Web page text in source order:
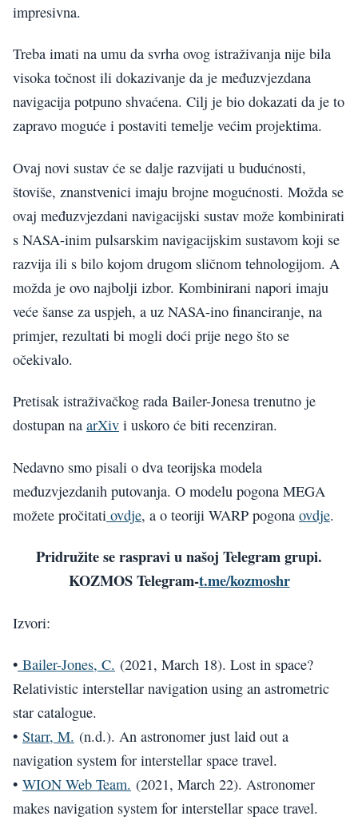
impresivna.
Treba imati na umu da svrha ovog istraživanja nije bila
visoka točnost ili dokazivanje da je međuzvjezdana
navigacija potpuno shvaćena. Cilj je bio dokazati da je to
zapravo moguće i postaviti temelje većim projektima.
Ovaj novi sustav će se dalje razvijati u budućnosti,
štoviše, znanstvenici imaju brojne mogućnosti. Možda se
ovaj međuzvjezdani navigacijski sustav može kombinirati
s NASA-inim pulsarskim navigacijskim sustavom koji se
razvija ili s bilo kojom drugom sličnom tehnologijom. A
možda je ovo najbolji izbor. Kombinirani napori imaju
veće šanse za uspjeh, a uz NASA-ino financiranje, na
primjer, rezultati bi mogli doći prije nego što se
očekivalo.
Pretisak istraživačkog rada Bailer-Jonesa trenutno je
dostupan na arXiv i uskoro će biti recenziran.
Nedavno smo pisali o dva teorijska modela
međuzvjezdanih putovanja. O modelu pogona MEGA
možete pročitati ovdje, a o teoriji WARP pogona ovdje.
Pridružite se raspravi u našoj Telegram grupi.
KOZMOS Telegram-t.me/kozmoshr
Izvori:
• Bailer-Jones, C. (2021, March 18). Lost in space?
Relativistic interstellar navigation using an astrometric
star catalogue.
• Starr, M. (n.d.). An astronomer just laid out a
navigation system for interstellar space travel.
• WION Web Team. (2021, March 22). Astronomer
makes navigation system for interstellar space travel.